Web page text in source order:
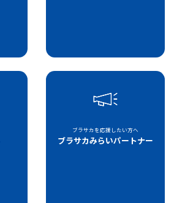
ブラサカを応援したい方へ
ブラサカみらいパートナー